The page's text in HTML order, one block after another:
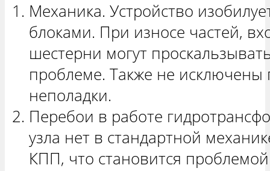
Механика. Устройство
блоками. При износе частей,
шестерни могут
проблеме. Также не исключены
неполадки.
Перебои в работе
узла нет в стандартной
КПП, что становится